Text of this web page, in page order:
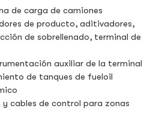
de carga de camiones
de producto, aditivadores,
de sobrellenado, terminal de
auxiliar de la terminal
de tanques de fueloil
cables de control para zonas